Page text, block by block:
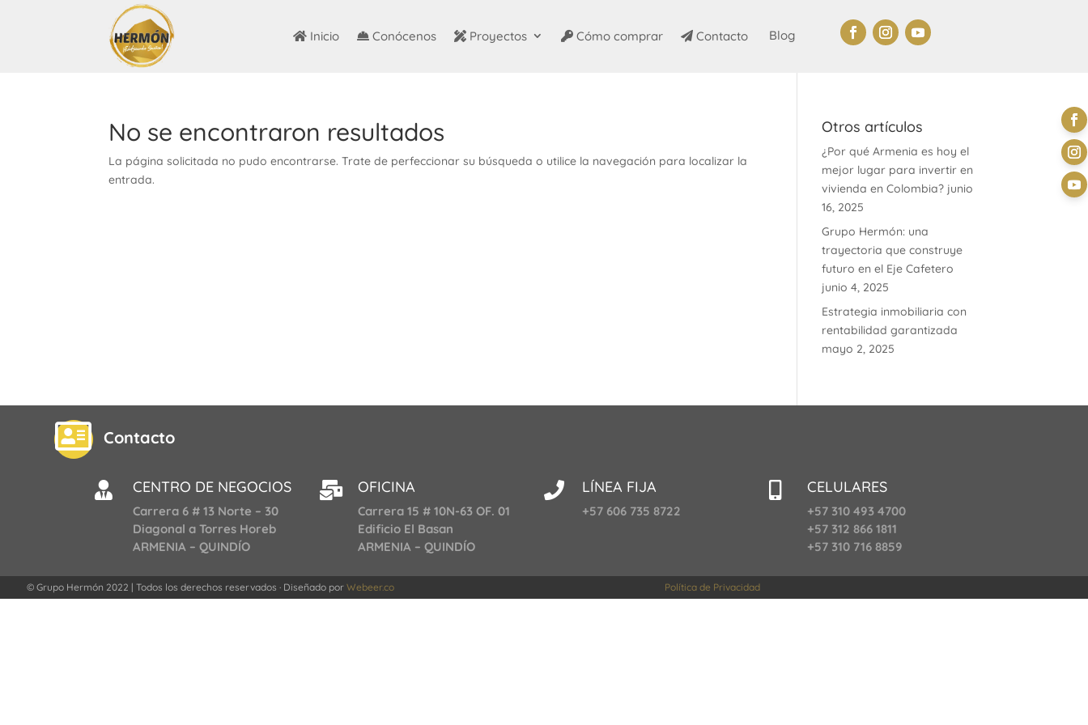
Inicio Conócenos Proyectos Cómo comprar Contacto Blog
No se encontraron resultados
La página solicitada no pudo encontrarse. Trate de perfeccionar su búsqueda o utilice la navegación para localizar la
entrada.
Otros artículos
¿Por qué Armenia es hoy el
mejor lugar para invertir en
vivienda en Colombia? junio
16, 2025
Grupo Hermón: una
trayectoria que construye
futuro en el Eje Cafetero
junio 4, 2025
Estrategia inmobiliaria con
rentabilidad garantizada
mayo 2, 2025
 Contacto
 CENTRO DE NEGOCIOS
Carrera 6 # 13 Norte – 30
Diagonal a Torres Horeb
ARMENIA – QUINDÍO
 OFICINA
Carrera 15 # 10N-63 OF. 01
Edificio El Basan
ARMENIA – QUINDÍO
 LÍNEA FIJA
+57 606 735 8722
 CELULARES
+57 310 493 4700
+57 312 866 1811
+57 310 716 8859
© Grupo Hermón 2022 | Todos los derechos reservados · Diseñado por Webeer.co Política de Privacidad